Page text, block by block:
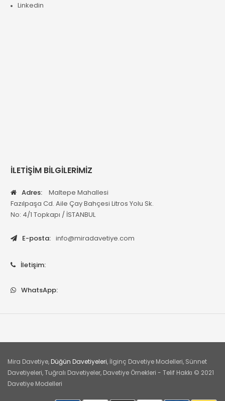
Linkedin
İLETİŞİM BİLGİLERİMİZ
Adres:
Maltepe Mahallesi
Fazılpaşa Cd. Aile Çay Bahçesi Litros Yolu Sk.
No: 4/1 Topkapı / İSTANBUL
E-posta: info@miradavetiye.com
İletişim:
WhatsApp:
Mira Davetiye,Düğün Davetiyeleri, İlginç Davetiye Modelleri, Sünnet
Davetiyeleri, Tuğralı Davetiyeler, Davetiye Örnekleri - Telif Hakkı © 2021
Davetiye Modelleri